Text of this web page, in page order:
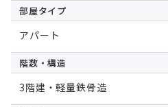
部屋タイプ
アパート
階数・構造
3階建・軽量鉄骨造